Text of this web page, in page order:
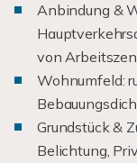
Anbindung &
von
Wohnumfeld:
Grundstück &
Belichtung,